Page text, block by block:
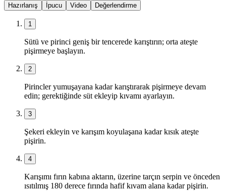
Hazırlanış İpucu Video Değerlendirme
1
Sütü ve pirinci geniş bir tencerede karıştırın; orta ateşte
pişirmeye başlayın.
2
Pirincler yumuşayana kadar karıştırarak pişirmeye devam
edin; gerektiğinde süt ekleyip kıvamı ayarlayın.
3
Şekeri ekleyin ve karışım koyulaşana kadar kısık ateşte
pişirin.
4
Karışımı fırın kabına aktarın, üzerine tarçın serpin ve önceden
ısıtılmış 180 derece fırında hafif kıvam alana kadar pişirin.